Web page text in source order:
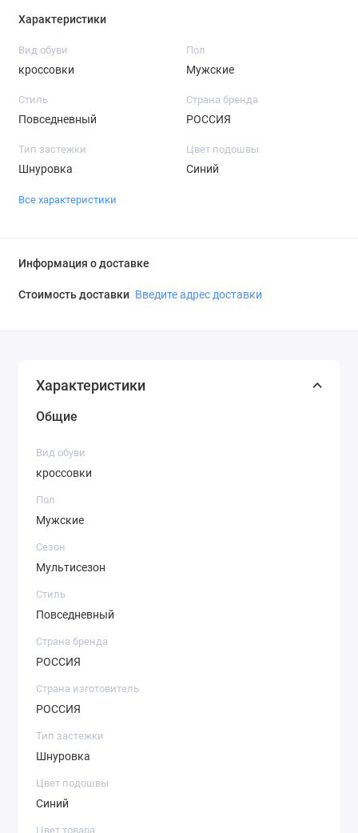
Характеристики
Вид обуви
кроссовки
Пол
Мужские
Стиль
Повседневный
Страна бренда
РОССИЯ
Тип застежки
Шнуровка
Цвет подошвы
Синий
Все характеристики
Информация о доставке
Стоимость доставки Введите адрес доставки
Характеристики
Общие
Вид обуви
кроссовки
Пол
Мужские
Сезон
Мультисезон
Стиль
Повседневный
Страна бренда
РОССИЯ
Страна изготовитель
РОССИЯ
Тип застежки
Шнуровка
Цвет подошвы
Синий
Цвет товара